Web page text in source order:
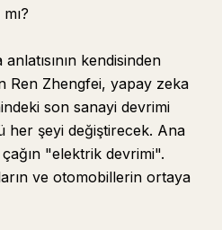
kendisinden
Ren Zhengfei, yapay zeka
son sanayi devrimi
her şeyi değiştirecek. Ana
"elektrik devrimi".
ve otomobillerin ortaya